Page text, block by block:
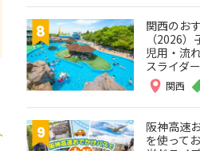
関西のお
（2026
児用・流
スライダ
関西
阪神高速
を使って